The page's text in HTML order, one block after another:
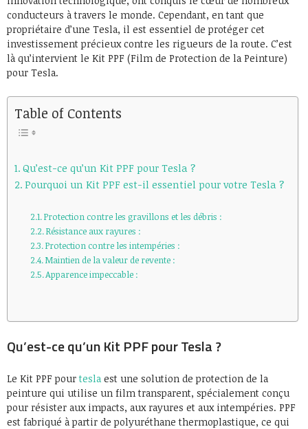
conducteurs à travers le monde. Cependant, en tant que
propriétaire d’une Tesla, il est essentiel de protéger cet
investissement précieux contre les rigueurs de la route. C’est
là qu’intervient le Kit PPF (Film de Protection de la Peinture)
pour Tesla.
Table of Contents
Qu’est-ce qu’un Kit PPF pour Tesla ?
Pourquoi un Kit PPF est-il essentiel pour votre Tesla ?
Protection contre les gravillons et les débris :
Résistance aux rayures :
Protection contre les intempéries :
Maintien de la valeur de revente :
Apparence impeccable :
Qu’est-ce qu’un Kit PPF pour Tesla ?
Le Kit PPF pourtesla est une solution de protection de la
peinture qui utilise un film transparent, spécialement conçu
pour résister aux impacts, aux rayures et aux intempéries. PPF
est fabriqué à partir de polyuréthane thermoplastique, ce qui